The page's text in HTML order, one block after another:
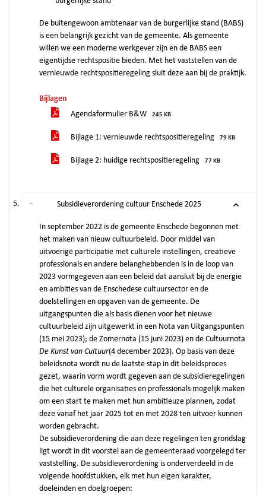
De buitengewoon ambtenaar van de burgerlijke stand (BABS)
is een belangrijk gezicht van de gemeente. Als gemeente
willen we een moderne werkgever zijn en de BABS een
eigentijdse rechtspositie bieden. Met het vaststellen van de
vernieuwde rechtspositieregeling sluit deze aan bij de praktijk.
Bijlagen
Agendaformulier B&W
245 KB
Bijlage 1: vernieuwde rechtspositieregeling 79 KB
Bijlage 2: huidige rechtspositieregeling 77 KB
- Subsidieverordening cultuur Enschede 2025
In september 2022 is de gemeente Enschede begonnen met
het maken van nieuw cultuurbeleid. Door middel van
uitvoerige participatie met culturele instellingen, creatieve
professionals en andere belanghebbenden is in de loop van
2023 vormgegeven aan een beleid dat aansluit bij de energie
en ambities van de Enschedese cultuursector en de
doelstellingen en opgaven van de gemeente. De
uitgangspunten die als basis dienen voor het nieuwe
cultuurbeleid zijn uitgewerkt in een Nota van Uitgangspunten
(15 mei 2023); de Zomernota (15 juni 2023) en de Cultuurnota
De Kunst van Cultuur(4 december 2023). Op basis van deze
beleidsnota wordt nu de laatste stap in dit beleidsproces
gezet, waarin vorm wordt gegeven aan de subsidieregelingen
die het culturele organisaties en professionals mogelijk maken
om een start te maken met hun ambitieuze plannen, zodat
deze vanaf het jaar 2025 tot en met 2028 ten uitvoer kunnen
worden gebracht.
De subsidieverordening die aan deze regelingen ten grondslag
ligt wordt in dit voorstel aan de gemeenteraad voorgelegd ter
vaststelling. De subsidieverordening is onderverdeeld in de
volgende hoofdstukken, elk met hun eigen karakter,
doeleinden en doelgroepen: